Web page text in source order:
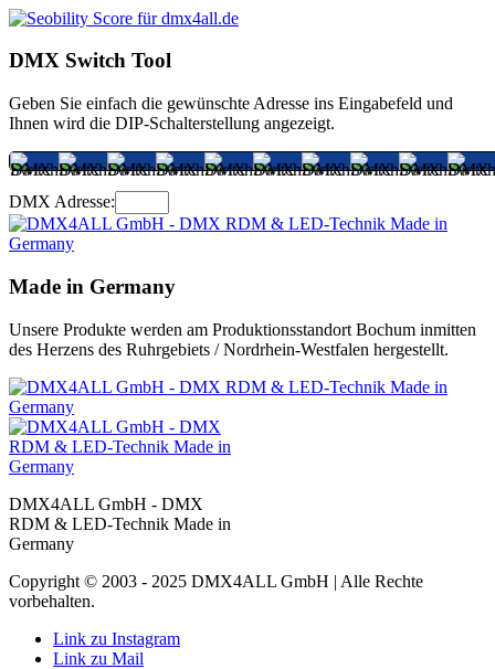
DMX Switch Tool
Geben Sie einfach die gewünschte Adresse ins Eingabefeld und
Ihnen wird die DIP-Schalterstellung angezeigt.
DMX Adresse:
Made in Germany
Unsere Produkte werden am Produktionsstandort Bochum inmitten
des Herzens des Ruhrgebiets / Nordrhein-Westfalen hergestellt.
DMX4ALL GmbH - DMX
RDM & LED-Technik Made in
Germany
Copyright © 2003 - 2025 DMX4ALL GmbH | Alle Rechte
vorbehalten.
Link zu Instagram
Link zu Mail